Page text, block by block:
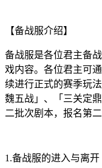
【备战服介绍】
备战服是各位君主备
戏内容。各位君主可
续进行正式的赛季玩
魏五战」、「三关定
二批次剧本，报名第
1.备战服的进入与离开